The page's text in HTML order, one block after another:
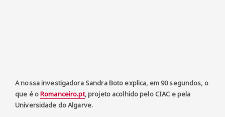
A nossa investigadora Sandra Boto explica, em 90 segundos, o
que é oRomanceiro.pt, projeto acolhido peloCIAC epela
Universidade do Algarve.